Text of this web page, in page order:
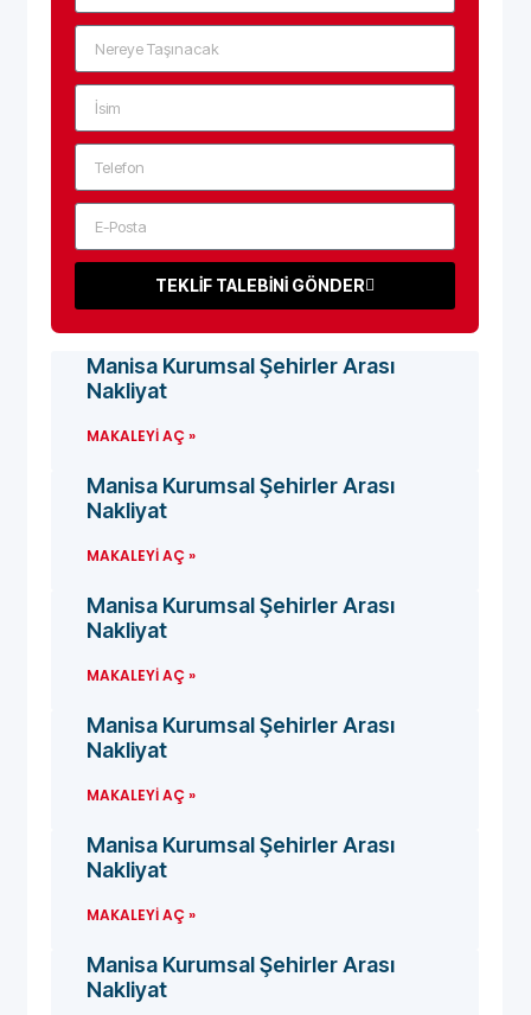
TEKLİF TALEBİNİ GÖNDER
Manisa Kurumsal Şehirler Arası
Nakliyat
MAKALEYI AÇ »
Manisa Kurumsal Şehirler Arası
Nakliyat
MAKALEYI AÇ »
Manisa Kurumsal Şehirler Arası
Nakliyat
MAKALEYI AÇ »
Manisa Kurumsal Şehirler Arası
Nakliyat
MAKALEYI AÇ »
Manisa Kurumsal Şehirler Arası
Nakliyat
MAKALEYI AÇ »
Manisa Kurumsal Şehirler Arası
Nakliyat